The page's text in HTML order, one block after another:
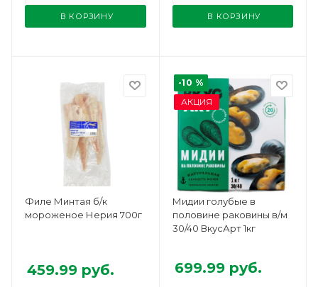
В КОРЗИНУ В КОРЗИНУ
Филе Минтая б/к
мороженое Нерия 700г
459.99 руб.
-10 %
АКЦИЯ
Мидии голубые в
половине раковины в/м
30/40 ВкусАрт 1кг
699.99руб.